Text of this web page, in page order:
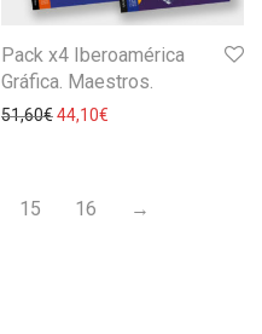
Pack x4 Iberoamérica
Gráfica. Maestros.
51,60€44,10€
15 16 →